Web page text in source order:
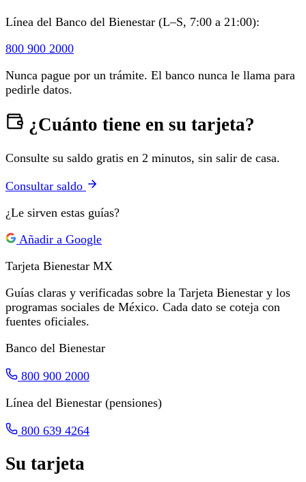
Línea del Banco del Bienestar (L–S, 7:00 a 21:00):
800 900 2000
Nunca pague por un trámite. El banco nunca le llama para
pedirle datos.
¿Cuánto tiene en su tarjeta?
Consulte su saldo gratis en 2 minutos, sin salir de casa.
Consultar saldo
¿Le sirven estas guías?
Añadir a Google
Tarjeta Bienestar MX
Guías claras y verificadas sobre la Tarjeta Bienestar y los
programas sociales de México. Cada dato se coteja con
fuentes oficiales.
Banco del Bienestar
800 900 2000
Línea del Bienestar (pensiones)
800 639 4264
Su tarjeta